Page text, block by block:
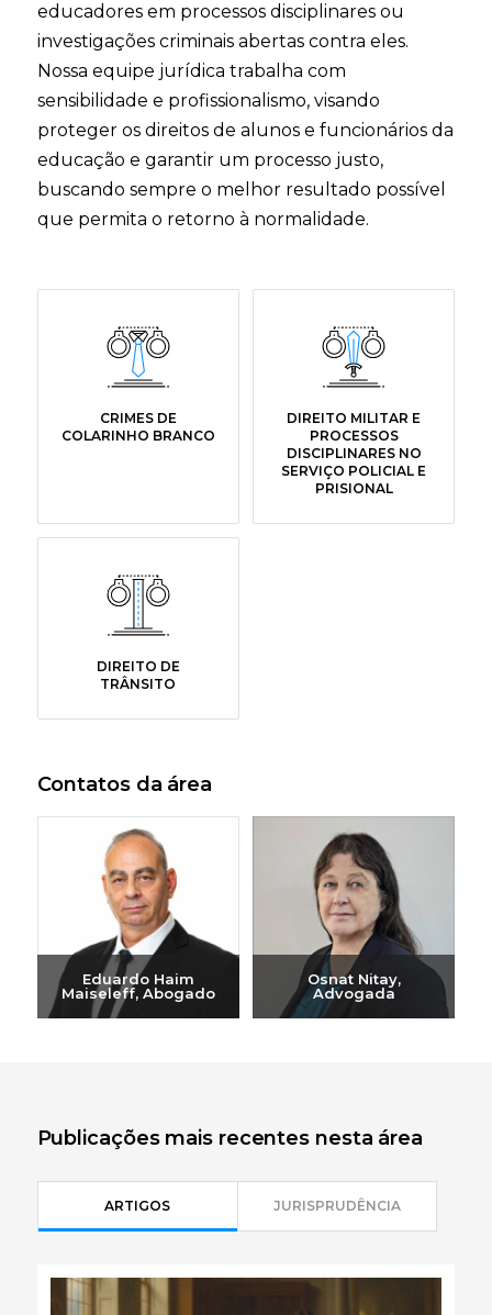
educadores em processos disciplinares ou
investigações criminais abertas contra eles.
Nossa equipe jurídica trabalha com
sensibilidade e profissionalismo, visando
proteger os direitos de alunos e funcionários da
educação e garantir um processo justo,
buscando sempre o melhor resultado possível
que permita o retorno à normalidade.
CRIMES DE
COLARINHO BRANCO
DIREITO MILITAR E
PROCESSOS
DISCIPLINARES NO
SERVIÇO POLICIAL E
PRISIONAL
DIREITO DE
TRÂNSITO
Contatos da área
Eduardo Haim
Maiseleff, Abogado
Osnat Nitay,
Advogada
Publicações mais recentes nesta área
ARTIGOS JURISPRUDÊNCIA